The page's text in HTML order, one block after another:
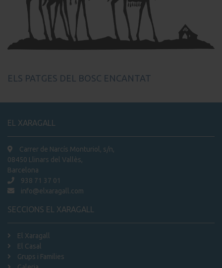
ELS PATGES DEL BOSC ENCANTAT
EL XARAGALL
Carrer de Narcís Monturiol, s/n,
08450 Llinars del Vallès,
Barcelona
938 71 37 01
info@elxaragall.com
SECCIONS EL XARAGALL
El Xaragall
El Casal
Grups i Families